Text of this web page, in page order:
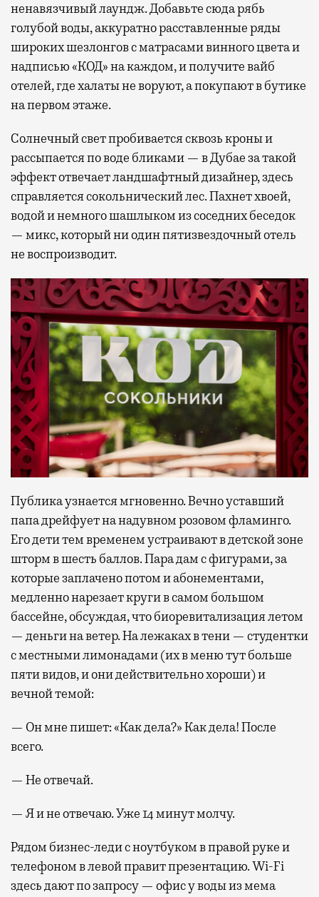
ненавязчивый лаундж. Добавьте сюда рябь
голубой воды, аккуратно расставленные ряды
широких шезлонгов с матрасами винного цвета и
надписью «КОД» на каждом, и получите вайб
отелей, где халаты не воруют, а покупают в бутике
на первом этаже.
Солнечный свет пробивается сквозь кроны и
рассыпается по воде бликами — в Дубае за такой
эффект отвечает ландшафтный дизайнер, здесь
справляется сокольнический лес. Пахнет хвоей,
водой и немного шашлыком из соседних беседок
— микс, который ни один пятизвездочный отель
не воспроизводит.
Публика узнается мгновенно. Вечно уставший
папа дрейфует на надувном розовом фламинго.
Его дети тем временем устраивают в детской зоне
шторм в шесть баллов. Пара дам с фигурами, за
которые заплачено потом и абонементами,
медленно нарезает круги в самом большом
бассейне, обсуждая, что биоревитализация летом
— деньги на ветер. На лежаках в тени — студентки
с местными лимонадами (их в меню тут больше
пяти видов, и они действительно хороши) и
вечной темой:
— Он мне пишет: «Как дела?» Как дела! После
всего.
— Не отвечай.
— Я и не отвечаю. Уже 14 минут молчу.
Рядом бизнес-леди с ноутбуком в правой руке и
телефоном в левой правит презентацию. Wi-Fi
здесь дают по запросу — офис у воды из мема